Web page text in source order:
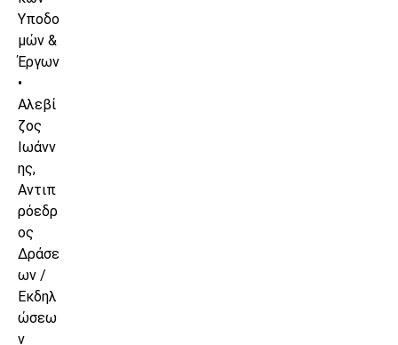
Υποδο
μών &
Έργων
•
Αλεβί
ζος
Ιωάνν
ης,
Αντιπ
ρόεδρ
ος
Δράσε
ων /
Εκδηλ
ώσεω
ν